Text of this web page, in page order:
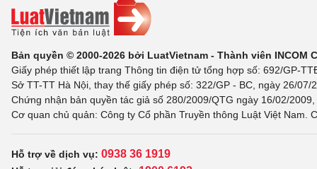
Bản quyền © 2000-2026 bởi LuatVietnam - Thành viên INCOM
Giấy phép thiết lập trang Thông tin điện tử tổng hợp số: 692/GP-
Sở TT-TT Hà Nội, thay thế giấy phép số: 322/GP - BC, ngày 26/
Chứng nhận bản quyền tác giả số 280/2009/QTG ngày 16/02/
Cơ quan chủ quản: Công ty Cổ phần Truyền thông Luật Việt Nam.
Hỗ trợ về dịch vụ: 0938 36 1919